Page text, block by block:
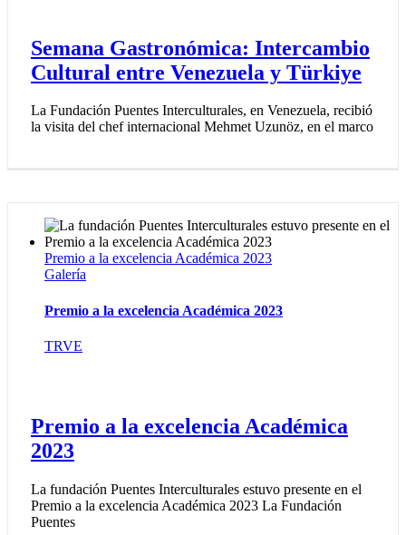
Semana Gastronómica: Intercambio
Cultural entre Venezuela y Türkiye
La Fundación Puentes Interculturales, en Venezuela, recibió
la visita del chef internacional Mehmet Uzunöz, en el marco
Premio a la excelencia Académica 2023
Galería
Premio a la excelencia Académica 2023
TRVE
Premio a la excelencia Académica
2023
La fundación Puentes Interculturales estuvo presente en el
Premio a la excelencia Académica 2023 La Fundación
Puentes